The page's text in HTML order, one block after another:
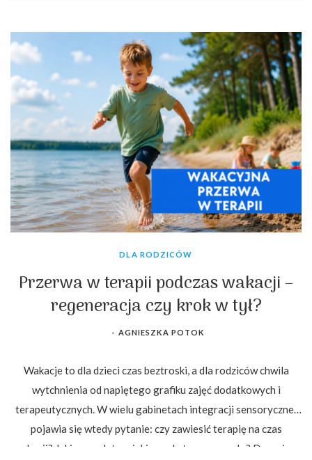
DLA RODZICÓW
Przerwa w terapii podczas wakacji –
regeneracja czy krok w tył?
- AGNIESZKA POTOK
Wakacje to dla dzieci czas beztroski, a dla rodziców chwila
wytchnienia od napiętego grafiku zajęć dodatkowych i
terapeutycznych. W wielu gabinetach integracji sensorycznej
pojawia się wtedy pytanie: czy zawiesić terapię na czas
wakacji? Jakie są zalety, a jakie wady tego pomysłu? Decyzja o